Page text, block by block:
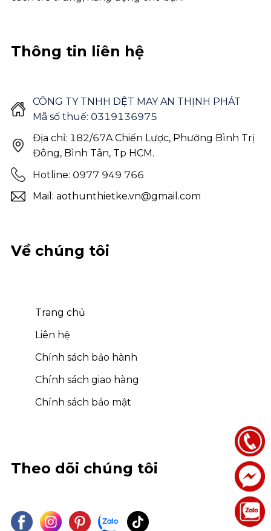
Theo dõi chúng tôi
Về chúng tôi
Trang chủ
Liên hệ
Chính sách bảo hành
Chính sách giao hàng
Chính sách bảo mật
Thông tin liên hệ
Hotline: 0977 949 766
Mail: aothunthietke.vn@gmail.com
Địa chỉ: 182/67A Chiến Lược, Phường Bình Trị
Đông, Bình Tân, Tp HCM.
CÔNG TY TNHH DỆT MAY AN THỊNH PHÁT
Mã số thuế: 0319136975